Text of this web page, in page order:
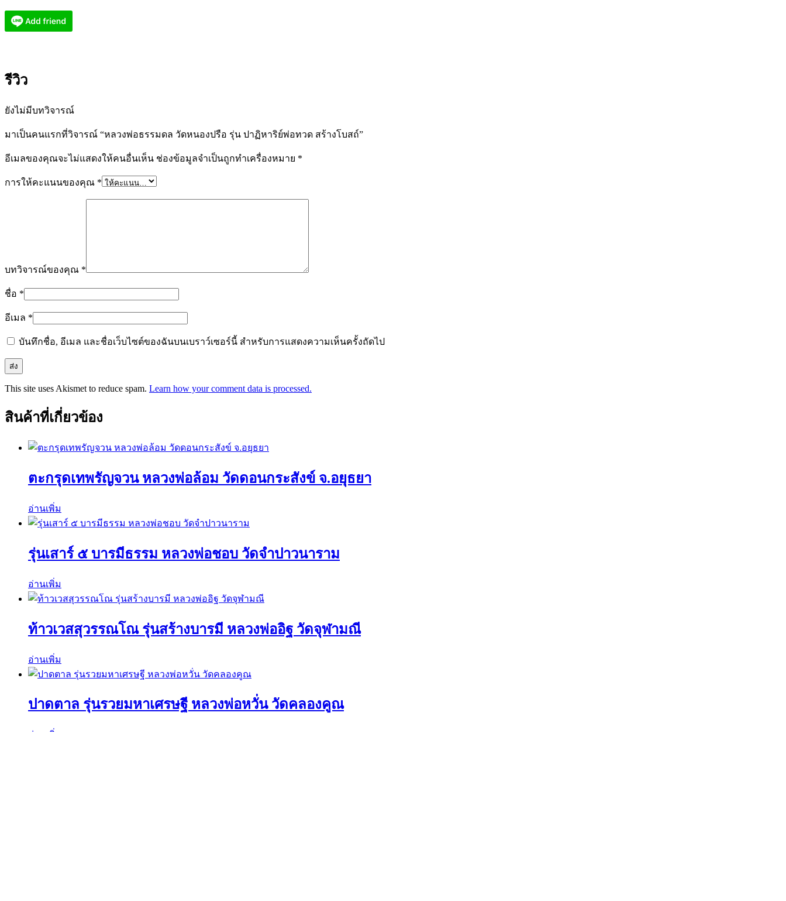
รีวิว
ยังไม่มีบทวิจารณ์
มาเป็นคนแรกที่วิจารณ์ “หลวงพ่อธรรมดล วัดหนองปรือ รุ่น ปาฏิหาริย์พ่อทวด สร้างโบสถ์”
อีเมลของคุณจะไม่แสดงให้คนอื่นเห็น ช่องข้อมูลจำเป็นถูกทำเครื่องหมาย *
การให้คะแนนของคุณ *
บทวิจารณ์ของคุณ *
ชื่อ *
อีเมล *
บันทึกชื่อ, อีเมล และชื่อเว็บไซต์ของฉันบนเบราว์เซอร์นี้ สำหรับการแสดงความเห็นครั้งถัดไป
This site uses Akismet to reduce spam. Learn how your comment data is processed.
สินค้าที่เกี่ยวข้อง
ตะกรุดเทพรัญจวน หลวงพ่อล้อม วัดดอนกระสังข์ จ.อยุธยา
อ่านเพิ่ม
รุ่นเสาร์ ๕ บารมีธรรม หลวงพ่อชอบ วัดจำปาวนาราม
อ่านเพิ่ม
ท้าวเวสสุวรรณโณ รุ่นสร้างบารมี หลวงพ่ออิฐ วัดจุฬามณี
อ่านเพิ่ม
ปาดตาล รุ่นรวยมหาเศรษฐี หลวงพ่อหวั่น วัดคลองคูณ
อ่านเพิ่ม